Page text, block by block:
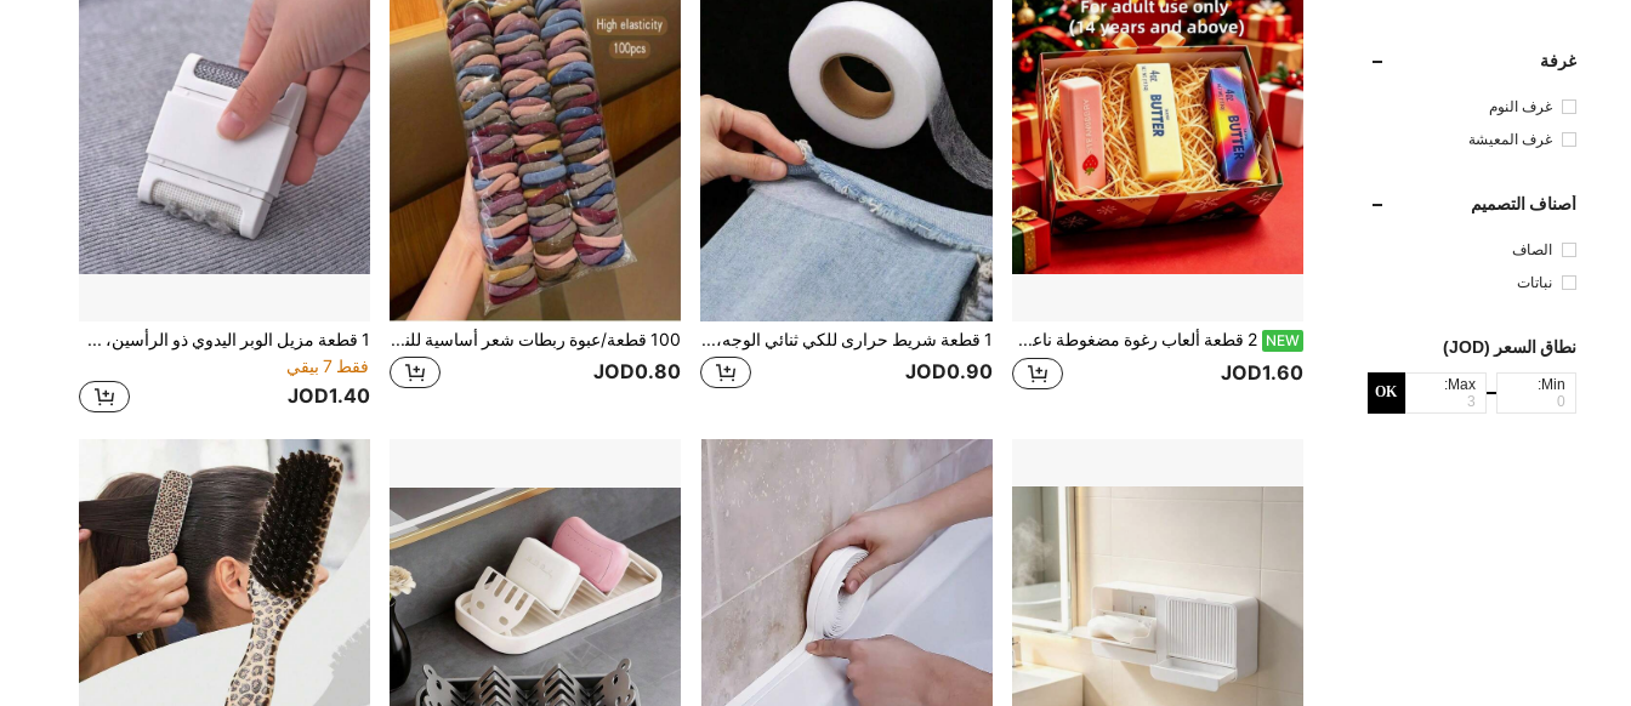
غرفة
غرف النوم
غرف المعيشة
أصناف التصميم
الصاف
نباتات
نطاق السعر (JOD)
Min:
Max:
OK
NEW 2 قطعة ألعاب رغوة مضغوطة ناعمة برائحة الزبدة والفراولة، ملمس فائق النعومة، عطر طبيعي، ألعاب تخفيف الضغط على شكل طعام (بدون صندوق تغليف)، مثالية كهدايا حفلات، تخفيف القلق، أنماط متعددة متاحة، مناسبة كهدايا تخفيف الضغط وهدايا العطلات، شكل حلوى الزبدة، ناعمة ومرنة
JOD1.60
1 قطعة شريط حرارى للكي ثنائي الوجه، شريط لاصق قوي للربط الحراري، شبكة قابلة للكي للتعديلات على الملابس، البناطيل، الجينز، التنانير
JOD0.90
100 قطعة/عبوة ربطات شعر أساسية للنساء، أشرطة مطاطية بسيطة وخالية من الغرز، مناسبة للسيدات. عصرية وبسيطة وراحة، مطاطية عالية المرونة وقوية وقابلة لإعادة الاستخدام، مناسبة للذيول. هذه الربطات المطاطية عالية المرونة لطيفة على الشعر ولا تتلف جودة الشعر. مناسبة جدًا للاستخدام اليومي.
JOD0.80
1 قطعة مزيل الوبر اليدوي ذو الرأسين، ماكينة إزالة الزغب المحمولة للسترات والمعاطف لاستخدام المنزل والسفر
فقط 7 بيقي
JOD1.40